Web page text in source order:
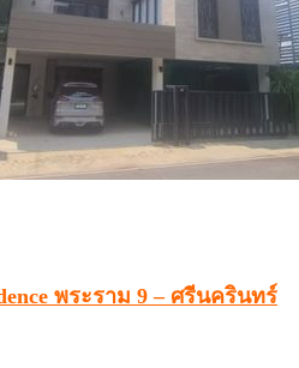
พระราม 9 – ศรีนครินทร์